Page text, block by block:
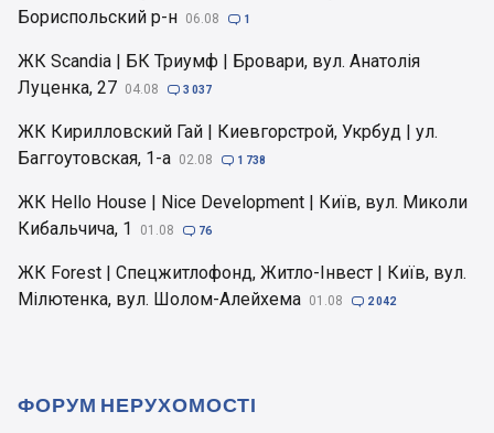
Бориспольский р-н 06.08  1
ЖК Scandia | БК Триумф | Бровари, вул. Анатолія
Луценка, 27 04.08  3 037
ЖК Кирилловский Гай | Киевгорстрой, Укрбуд | ул.
Баггоутовская, 1-а 02.08  1 738
ЖК Hello House | Nice Development | Київ, вул. Миколи
Кибальчича, 1
01.08  76
ЖК Forest | Спецжитлофонд, Житло-Інвест | Київ, вул.
Мілютенка, вул. Шолом-Алейхема 01.08  2 042
ФОРУМ НЕРУХОМОСТІ